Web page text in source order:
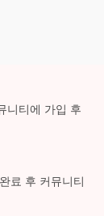
니티에 가입 후
료 후 커뮤니티